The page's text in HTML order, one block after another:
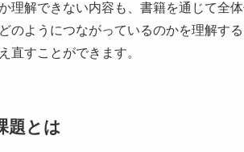
理解できない内容も、書籍を通じて全
のようにつながっているのかを理解す
直すことができます。
題とは